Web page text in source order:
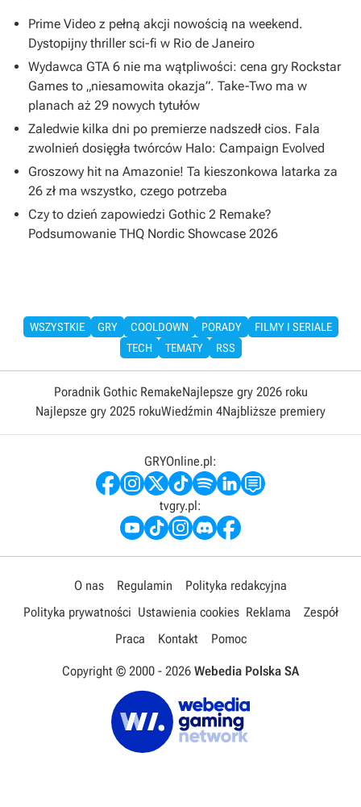
Prime Video z pełną akcji nowością na weekend.
Dystopijny thriller sci-fi w Rio de Janeiro
Wydawca GTA 6 nie ma wątpliwości: cena gry Rockstar
Games to „niesamowita okazja”. Take-Two ma w
planach aż 29 nowych tytułów
Zaledwie kilka dni po premierze nadszedł cios. Fala
zwolnień dosięgła twórców Halo: Campaign Evolved
Groszowy hit na Amazonie! Ta kieszonkowa latarka za
26 zł ma wszystko, czego potrzeba
Czy to dzień zapowiedzi Gothic 2 Remake?
Podsumowanie THQ Nordic Showcase 2026
WSZYSTKIE GRY COOLDOWN PORADY
FILMY I SERIALE
TECH
TEMATY RSS
Poradnik Gothic RemakeNajlepsze gry 2026 roku
Najlepsze gry 2025 rokuWiedźmin 4Najbliższe premiery
GRYOnline.pl:
tvgry.pl:
O nas Regulamin
Polityka redakcyjna
Polityka prywatności Ustawienia cookies Reklama
Zespół
Praca
Kontakt Pomoc
Copyright © 2000 - 2026 Webedia Polska SA